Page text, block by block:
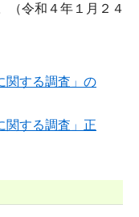
（令和４年１月２４
関する調査」の
関する調査」正